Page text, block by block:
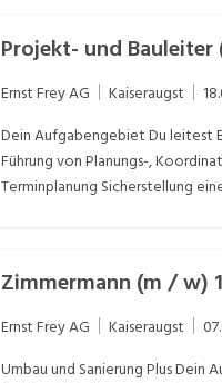
Projekt- und
Ernst Frey AG Kaiseraugst
Dein Aufgabengebiet Du leitest
Führung von Planungs-,
Terminplanung Sicherstellung
Zimmermann (m / w)
Ernst Frey AG Kaiseraugst
Umbau und Sanierung Plus